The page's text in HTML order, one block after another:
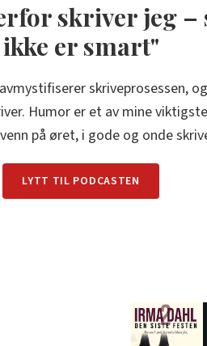
skriver jeg –
ikke er smart"
skriveprosessen,
Humor er et av mine
på øret, i gode og onde
LYTT TIL PODCASTEN